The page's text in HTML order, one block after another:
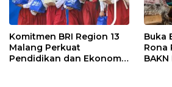
Komitmen BRI Region 13
Malang Perkuat
Pendidikan dan Ekonomi
Buka
Rona